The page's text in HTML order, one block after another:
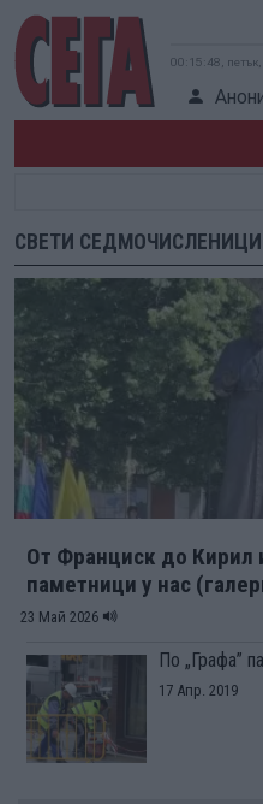
00:15:49, петък,
СВЕТИ СЕДМОЧИСЛЕНИЦИ
От Франциск до Кирил
паметници у нас
23 Май 2026
По „Графа”
17 Апр. 2019